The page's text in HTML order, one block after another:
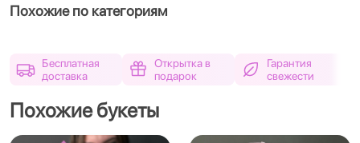
Похожие по категориям
Бесплатная
доставка
Открытка в
подарок
Гарантия
свежести
Похожие букеты